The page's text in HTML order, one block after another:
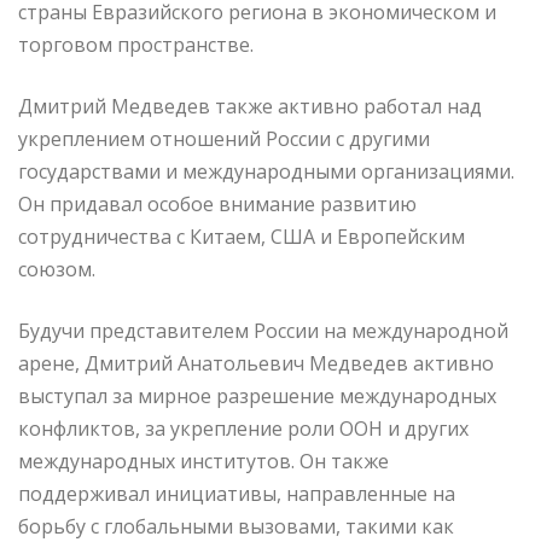
страны Евразийского региона в экономическом и
торговом пространстве.
Дмитрий Медведев также активно работал над
укреплением отношений России с другими
государствами и международными организациями.
Он придавал особое внимание развитию
сотрудничества с Китаем, США и Европейским
союзом.
Будучи представителем России на международной
арене, Дмитрий Анатольевич Медведев активно
выступал за мирное разрешение международных
конфликтов, за укрепление роли ООН и других
международных институтов. Он также
поддерживал инициативы, направленные на
борьбу с глобальными вызовами, такими как